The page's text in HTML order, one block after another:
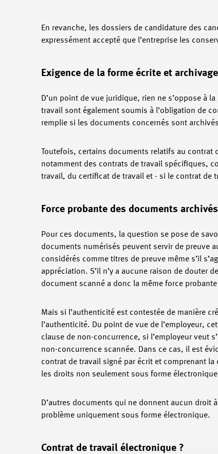
En revanche, les dossiers de candidature des
expressément accepté que l’entreprise les
Exigence de la forme écrite et
D’un point de vue juridique, rien ne s’oppose à
travail sont également soumis à l’obligation de
remplie si les documents concernés sont
Toutefois, certains documents relatifs au contrat
notamment des contrats de travail spécifiques,
travail, du certificat de travail et - si le contrat de
Force probante des documents
Pour ces documents, la question se pose de
documents numérisés peuvent servir de preuve
considérés comme titres de preuve même s’il
appréciation. S’il n’y a aucune raison de douter
document scanné a donc la même force
Mais si l’authenticité est contestée de manière
l’authenticité. Du point de vue de l’employeur,
clause de non-concurrence, si l’employeur veut
non-concurrence scannée. Dans ce cas, il est
contrat de travail signé par écrit et comprenant
les droits non seulement sous forme
D’autres documents qui ne donnent aucun droit
problème uniquement sous forme électronique.
Contrat de travail électronique ?